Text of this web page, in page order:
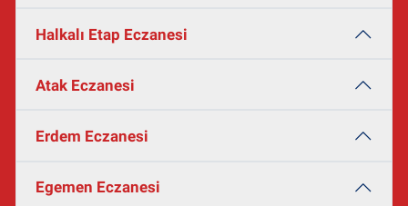
Halkalı Etap Eczanesi
Atak Eczanesi
Erdem Eczanesi
Egemen Eczanesi